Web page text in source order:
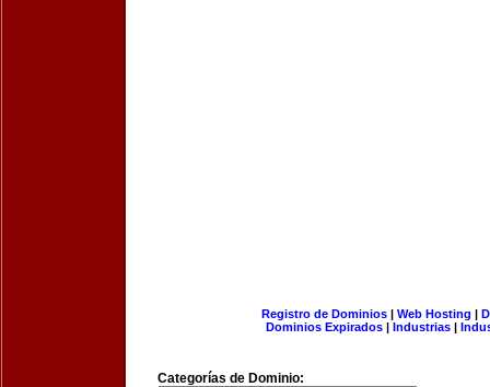
Registro de Dominios| Web Hosting |
Dominios Expirados | Industrias |
Categorías de Dominio: